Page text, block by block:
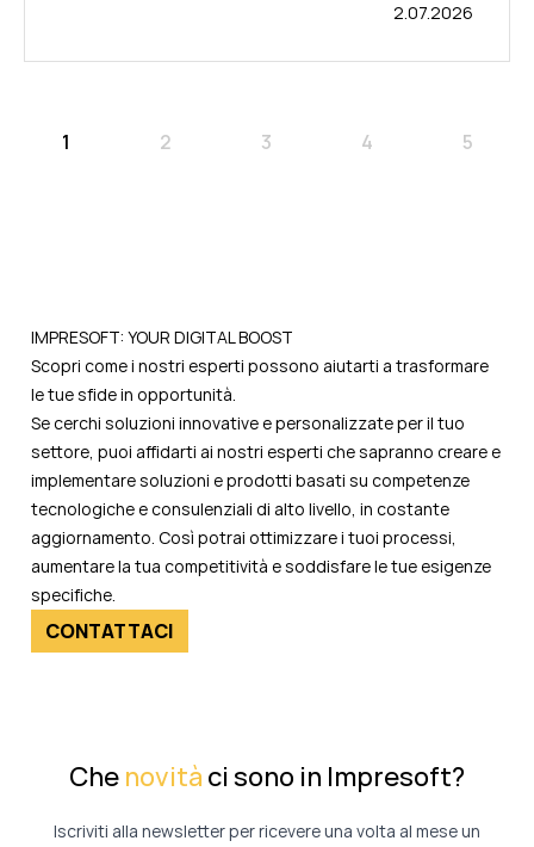
2.07.2026
1 2 3 4 5
IMPRESOFT: YOUR DIGITAL BOOST
Scopri come i nostri esperti possono aiutarti a trasformare
le tue sfide in opportunità.
Se cerchi soluzioni innovative e personalizzate per il tuo
settore, puoi affidarti ai nostri esperti che sapranno creare e
implementare soluzioni e prodotti basati su competenze
tecnologiche e consulenziali di alto livello, in costante
aggiornamento. Così potrai ottimizzare i tuoi processi,
aumentare la tua competitività e soddisfare le tue esigenze
specifiche.
CONTATTACI
Che novità ci sono in Impresoft?
Iscriviti alla newsletter per ricevere una volta al mese un